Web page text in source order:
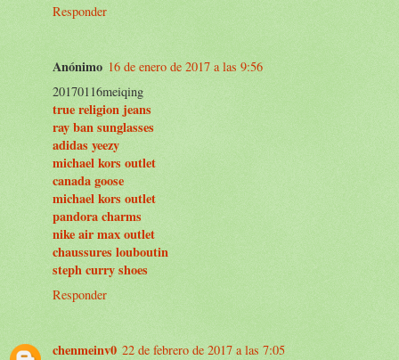
Responder
Anónimo 16 de enero de 2017 a las 9:56
20170116meiqing
true religion jeans
ray ban sunglasses
adidas yeezy
michael kors outlet
canada goose
michael kors outlet
pandora charms
nike air max outlet
chaussures louboutin
steph curry shoes
Responder
chenmeinv0 22 de febrero de 2017 a las 7:05